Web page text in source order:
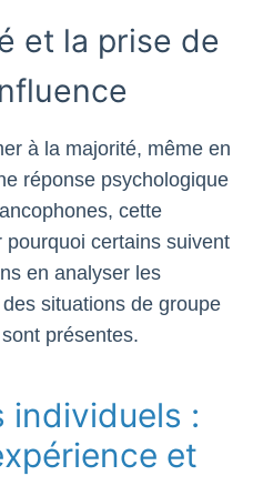
et la prise de
à la majorité, même en
réponse psychologique
cette
certains suivent
en analyser les
situations de groupe
présentes.
individuels :
et